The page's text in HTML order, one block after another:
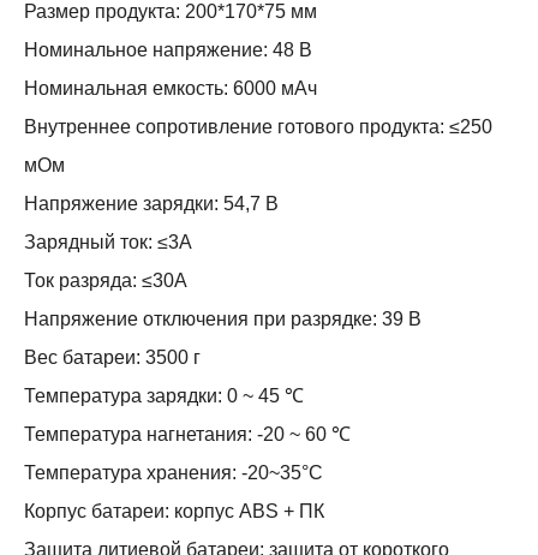
Размер продукта: 200*170*75 мм
Номинальное напряжение: 48 В
Номинальная емкость: 6000 мАч
Внутреннее сопротивление готового продукта: ≤250
мОм
Напряжение зарядки: 54,7 В
Зарядный ток: ≤3A
Ток разряда: ≤30А
Напряжение отключения при разрядке: 39 В
Вес батареи: 3500 г
Температура зарядки: 0 ~ 45 ℃
Температура нагнетания: -20 ~ 60 ℃
Температура хранения: -20~35°С
Корпус батареи: корпус ABS + ПК
Защита литиевой батареи: защита от короткого